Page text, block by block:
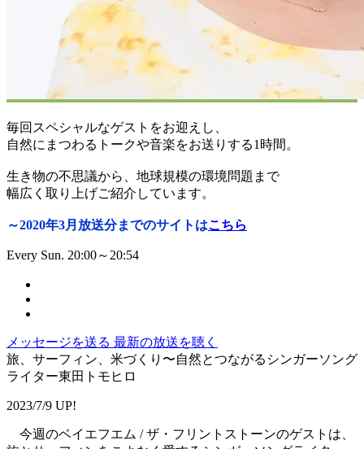
毎回スペシャルなゲストをお迎えし、
自然にまつわるトークや音楽をお送りする1時間。
生き物の不思議から、地球規模の環境問題まで
幅広く取り上げご紹介しています。
～2020年3月放送分までのサイトはこちら
Every Sun. 20:00～20:54
メッセージを送る 最新の放送を聴く
旅、サーフィン、米づくり〜自然とつながるシンガーソング
ライター東田トモヒロ
2023/7/9 UP!
今週のベイエフエム / ザ・フリントストーンのゲストは、